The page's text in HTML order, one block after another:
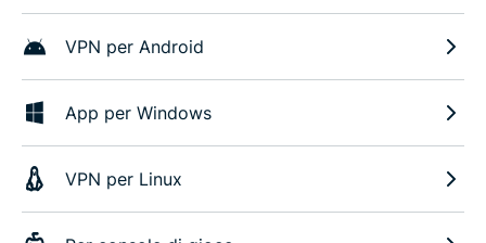
VPN per Android
App per Windows
VPN per Linux